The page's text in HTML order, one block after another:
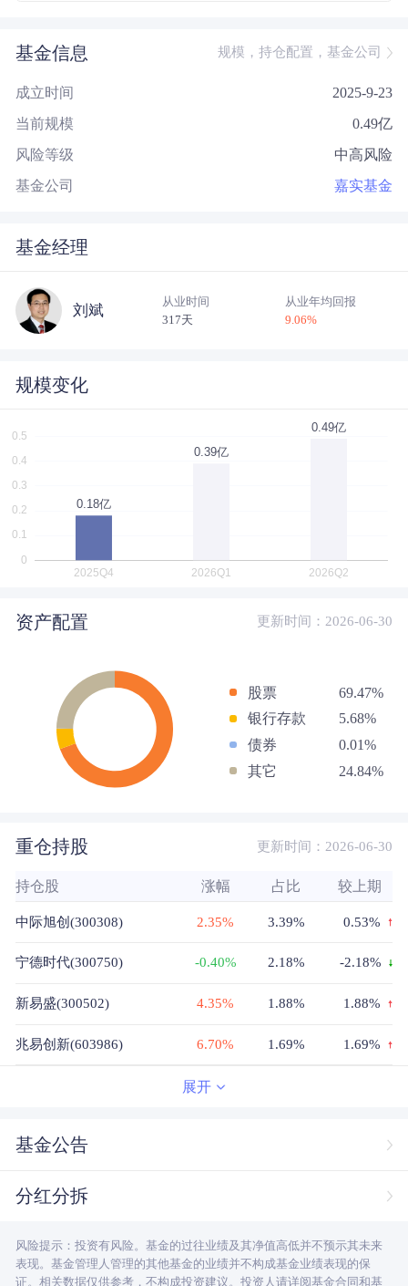
基金信息 规模，持仓配置，基金公司
成立时间 2025-9-23
当前规模 0.49亿
风险等级 中高风险
基金公司 嘉实基金
基金经理
刘斌
从业时间
317天
从业年均回报
9.06%
规模变化
资产配置 更新时间：2026-06-30
股票
69.47%
银行存款
5.68%
债券
0.01%
其它
24.84%
重仓持股 更新时间：2026-06-30
持仓股 涨幅 占比 较上期
中际旭创(300308) 2.35% 3.39% 0.53%
宁德时代(300750) -0.40% 2.18% -2.18%
新易盛(300502) 4.35% 1.88% 1.88%
兆易创新(603986) 6.70% 1.69% 1.69%
0.11%
寒武纪(688256)
海光信息(688041) 0.67% 1.2% 1.2%
展开
基金公告
分红分拆
风险提示：投资有风险。基金的过往业绩及其净值高低并不预示其未来
表现。基金管理人管理的其他基金的业绩并不构成基金业绩表现的保
证。相关数据仅供参考，不构成投资建议。投资人请详阅基金合同和基